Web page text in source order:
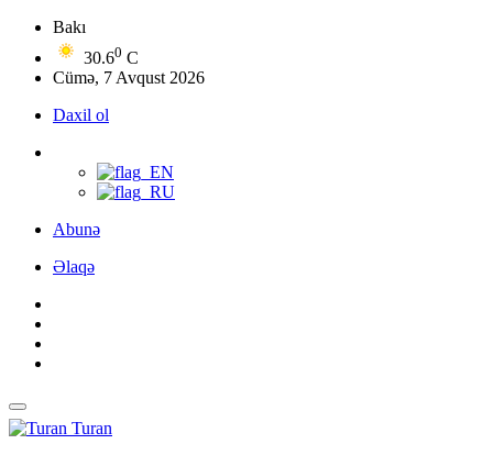
Bakı
30.60 C
Cümə, 7 Avqust 2026
Daxil ol
Abunə
Əlaqə
Turan